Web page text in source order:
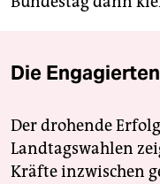
Die
Der drohende
Landtagswahlen
Kräfte inzwischen